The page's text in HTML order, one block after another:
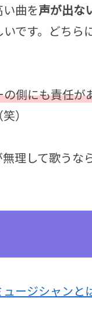
曲を声が出な
です。どちら
の側にも責任が
）
して歌うな
ージシャンと